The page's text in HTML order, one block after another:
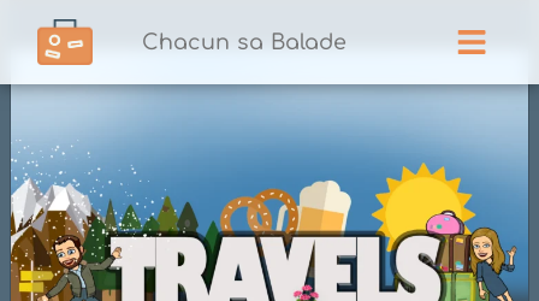
Chacun sa Balade